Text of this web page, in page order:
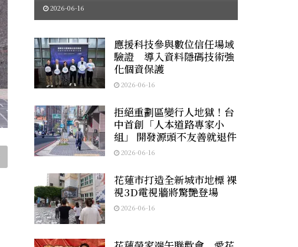
2026-06-16
應援科技參與數位信任場域
驗證 導入資料隱碼技術強
化個資保護
2026-06-16
拒絕重劃區變行人地獄！台
中首創「人本道路專家小
組」 開發源頭不友善就退件
2026-06-16
花蓮市打造全新城市地標 裸
視3D電視牆將驚艷登場
2026-06-16